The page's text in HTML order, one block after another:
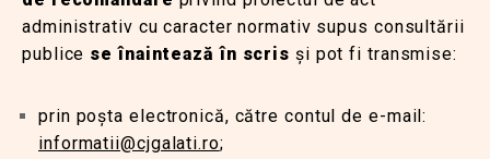
administrativ cu caracter normativ supus consultării
publice se înaintează în scris şi pot fi transmise:
prin poşta electronică, către contul de e-mail:
informatii@cjgalati.ro;